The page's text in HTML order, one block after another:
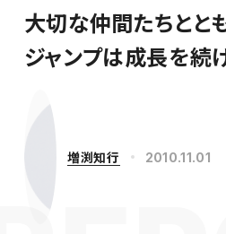
大切な仲間たちとと
ジャンプは成長を続
増渕知行 2010.11.01